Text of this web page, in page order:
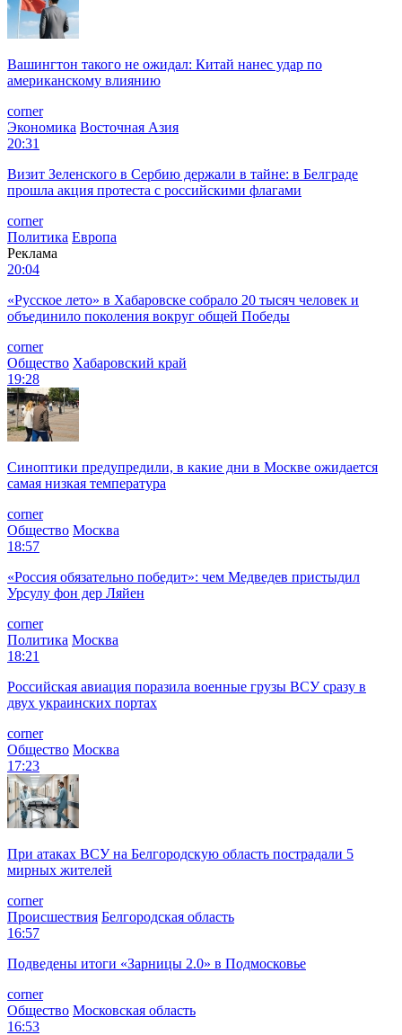
Вашингтон такого не ожидал: Китай нанес удар по
американскому влиянию
corner
Экономика Восточная Азия
20:31
Визит Зеленского в Сербию держали в тайне: в Белграде
прошла акция протеста с российскими флагами
corner
Политика Европа
Реклама
20:04
«Русское лето» в Хабаровске собрало 20 тысяч человек и
объединило поколения вокруг общей Победы
corner
Общество Хабаровский край
19:28
Синоптики предупредили, в какие дни в Москве ожидается
самая низкая температура
corner
Общество Москва
18:57
«Россия обязательно победит»: чем Медведев пристыдил
Урсулу фон дер Ляйен
corner
Политика Москва
18:21
Российская авиация поразила военные грузы ВСУ сразу в
двух украинских портах
corner
Общество Москва
17:23
При атаках ВСУ на Белгородскую область пострадали 5
мирных жителей
corner
Происшествия Белгородская область
16:57
Подведены итоги «Зарницы 2.0» в Подмосковье
corner
Общество Московская область
16:53